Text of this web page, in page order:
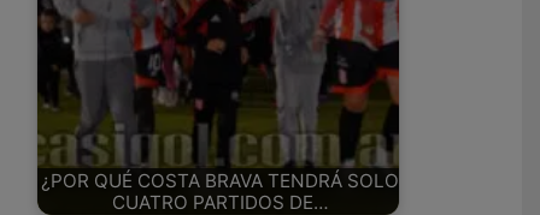
¿POR QUÉ COSTA BRAVA TENDRÁ SOLO
CUATRO PARTIDOS DE…